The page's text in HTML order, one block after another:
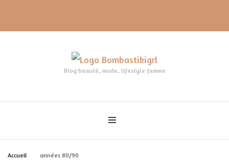
Blog beauté, mode, lifestyle femme
Accueil années 80/90